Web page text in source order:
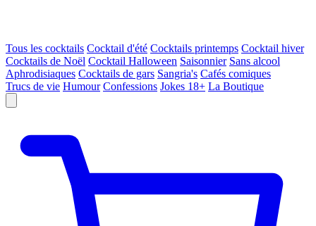
Tous les cocktails Cocktail d'été Cocktails printemps Cocktail hiver
Cocktails de Noël Cocktail Halloween Saisonnier Sans alcool
Aphrodisiaques Cocktails de gars Sangria's Cafés comiques
Trucs de vie Humour Confessions Jokes 18+ La Boutique